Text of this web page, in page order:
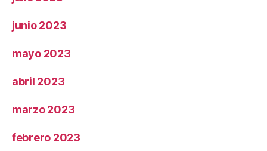
junio 2023
mayo 2023
abril 2023
marzo 2023
febrero 2023